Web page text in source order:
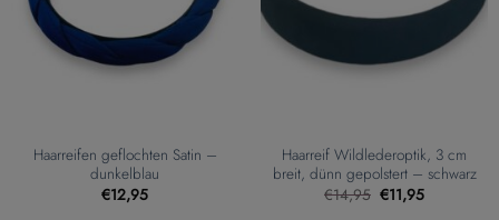
Haarreifen geflochten Satin –
dunkelblau
€12,95
Haarreif Wildlederoptik, 3 cm
breit, dünn gepolstert – schwarz
€14,95 Ursprünglicher
Preis
€11,95Aktueller